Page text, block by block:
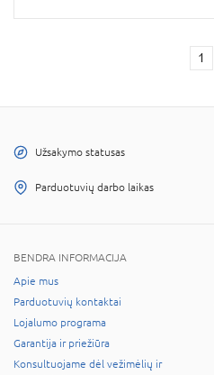
1
Užsakymo statusas
Parduotuvių darbo laikas
BENDRA INFORMACIJA
Apie mus
Parduotuvių kontaktai
Lojalumo programa
Garantija ir priežiūra
Konsultuojame dėl vežimėlių ir